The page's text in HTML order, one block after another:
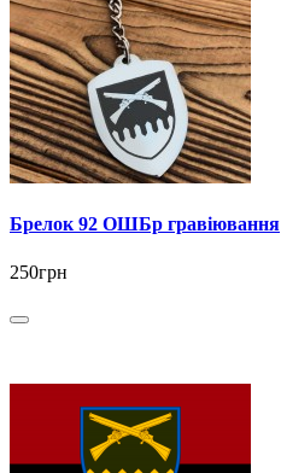
Брелок 92 ОШБр гравіювання
250грн